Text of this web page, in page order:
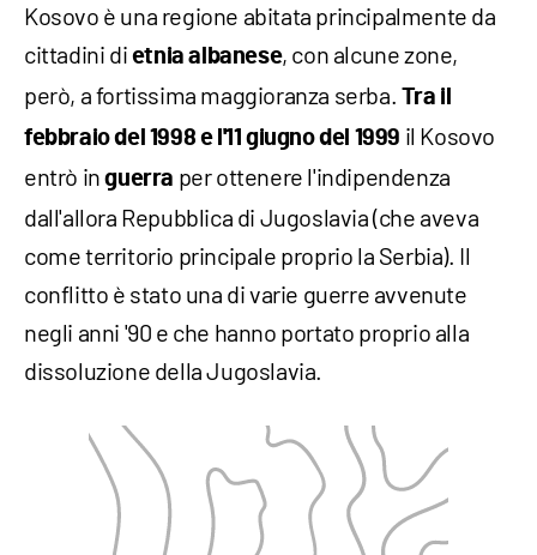
Kosovo è una regione abitata principalmente da
cittadini di etnia albanese, con alcune zone,
però, a fortissima maggioranza serba. Tra il
febbraio del 1998 e l'11 giugno del 1999 il Kosovo
entrò inguerra per ottenere l'indipendenza
dall'allora Repubblica di Jugoslavia (che aveva
come territorio principale proprio la Serbia). Il
conflitto è stato una di varie guerre avvenute
negli anni '90 e che hanno portato proprio alla
dissoluzione della Jugoslavia.